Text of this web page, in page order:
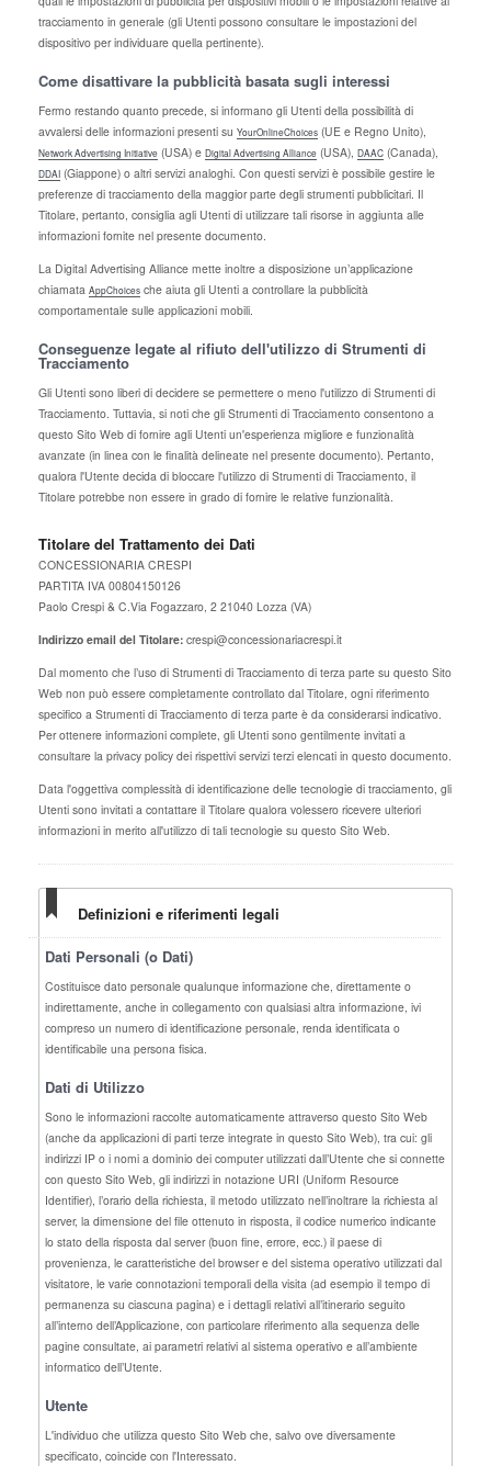
tracciamento in generale (gli Utenti possono consultare le impostazioni del
dispositivo per individuare quella pertinente).
Come disattivare la pubblicità basata sugli interessi
Fermo restando quanto precede, si informano gli Utenti della possibilità di
avvalersi delle informazioni presenti su YourOnlineChoices (UE e Regno Unito),
Network Advertising Initiative (USA) e Digital Advertising Alliance (USA), DAAC (Canada),
DDAI (Giappone) o altri servizi analoghi. Con questi servizi è possibile gestire le
preferenze di tracciamento della maggior parte degli strumenti pubblicitari. Il
Titolare, pertanto, consiglia agli Utenti di utilizzare tali risorse in aggiunta alle
informazioni fornite nel presente documento.
La Digital Advertising Alliance mette inoltre a disposizione un’applicazione
chiamata AppChoices che aiuta gli Utenti a controllare la pubblicità
comportamentale sulle applicazioni mobili.
Conseguenze legate al rifiuto dell'utilizzo di Strumenti di
Tracciamento
Gli Utenti sono liberi di decidere se permettere o meno l'utilizzo di Strumenti di
Tracciamento. Tuttavia, si noti che gli Strumenti di Tracciamento consentono a
questo Sito Web di fornire agli Utenti un'esperienza migliore e funzionalità
avanzate (in linea con le finalità delineate nel presente documento). Pertanto,
qualora l'Utente decida di bloccare l'utilizzo di Strumenti di Tracciamento, il
Titolare potrebbe non essere in grado di fornire le relative funzionalità.
Titolare del Trattamento dei Dati
CONCESSIONARIA CRESPI
PARTITA IVA 00804150126
Paolo Crespi & C.Via Fogazzaro, 2 21040 Lozza (VA)
Indirizzo email del Titolare: crespi@concessionariacrespi.it
Dal momento che l’uso di Strumenti di Tracciamento di terza parte su questo Sito
Web non può essere completamente controllato dal Titolare, ogni riferimento
specifico a Strumenti di Tracciamento di terza parte è da considerarsi indicativo.
Per ottenere informazioni complete, gli Utenti sono gentilmente invitati a
consultare la privacy policy dei rispettivi servizi terzi elencati in questo documento.
Data l'oggettiva complessità di identificazione delle tecnologie di tracciamento, gli
Utenti sono invitati a contattare il Titolare qualora volessero ricevere ulteriori
informazioni in merito all'utilizzo di tali tecnologie su questo Sito Web.
Definizioni e riferimenti legali
Dati Personali (o Dati)
Costituisce dato personale qualunque informazione che, direttamente o
indirettamente, anche in collegamento con qualsiasi altra informazione, ivi
compreso un numero di identificazione personale, renda identificata o
identificabile una persona fisica.
Dati di Utilizzo
Sono le informazioni raccolte automaticamente attraverso questo Sito Web
(anche da applicazioni di parti terze integrate in questo Sito Web), tra cui: gli
indirizzi IP o i nomi a dominio dei computer utilizzati dall’Utente che si connette
con questo Sito Web, gli indirizzi in notazione URI (Uniform Resource
Identifier), l’orario della richiesta, il metodo utilizzato nell’inoltrare la richiesta al
server, la dimensione del file ottenuto in risposta, il codice numerico indicante
lo stato della risposta dal server (buon fine, errore, ecc.) il paese di
provenienza, le caratteristiche del browser e del sistema operativo utilizzati dal
visitatore, le varie connotazioni temporali della visita (ad esempio il tempo di
permanenza su ciascuna pagina) e i dettagli relativi all’itinerario seguito
all’interno dell’Applicazione, con particolare riferimento alla sequenza delle
pagine consultate, ai parametri relativi al sistema operativo e all’ambiente
informatico dell’Utente.
Utente
L'individuo che utilizza questo Sito Web che, salvo ove diversamente
specificato, coincide con l'Interessato.